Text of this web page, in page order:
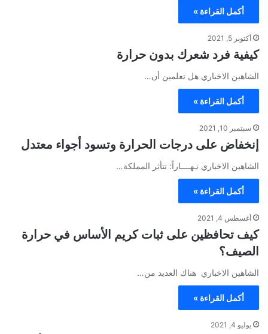
أكمل القراءة »
أكتوبر 5, 2021
كيفية فرد شعرك بدون حرارة
الشاهين الاخباري هل تعلمين أن…
أكمل القراءة »
سبتمبر 10, 2021
إنخفاض على درجات الحرارة وتسود أجواء معتدل
الشاهين الاخباري نـهــــاراً: تتأثر المملكة…
أكمل القراءة »
أغسطس 4, 2021
كيف تحافظين على ثبات كريم الأساس في حرارة
الصيف؟
الشاهين الاخباري هناك العديد من…
أكمل القراءة »
يوليو 4, 2021